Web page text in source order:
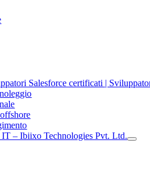
Salesforce certificati |
IT – Ibiixo Technologies Pvt. Ltd.